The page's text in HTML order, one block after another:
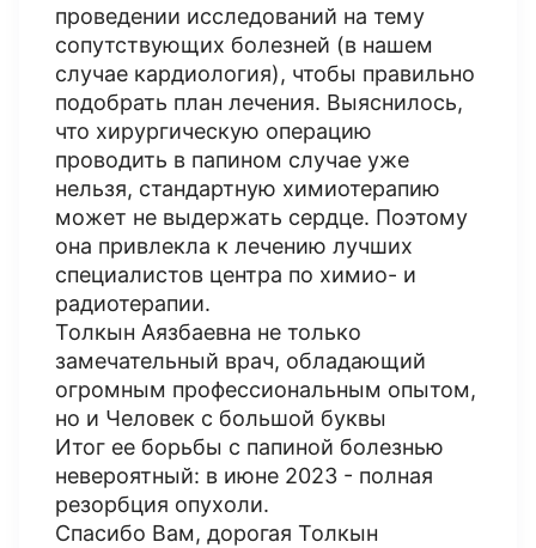
проведении исследований на тему
сопутствующих болезней (в нашем
случае кардиология), чтобы правильно
подобрать план лечения. Выяснилось,
что хирургическую операцию
проводить в папином случае уже
нельзя, стандартную химиотерапию
может не выдержать сердце. Поэтому
она привлекла к лечению лучших
специалистов центра по химио- и
радиотерапии.
Толкын Аязбаевна не только
замечательный врач, обладающий
огромным профессиональным опытом,
но и Человек с большой буквы
Итог ее борьбы с папиной болезнью
невероятный: в июне 2023 - полная
резорбция опухоли.
Спасибо Вам, дорогая Толкын